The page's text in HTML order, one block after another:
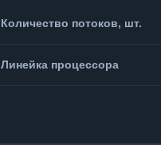
Количество потоков, шт.
Линейка процессора